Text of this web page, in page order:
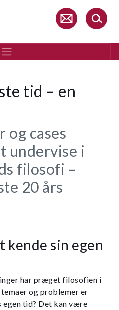
tid – en
og cases
undervise i
filosofi –
20 års
kende sin egen
har præget filosofien i
og problemer er
egen tid? Det kan være